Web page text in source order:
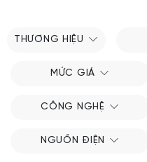
THƯƠNG HIỆU
MỨC GIÁ
CÔNG NGHỆ
NGUỒN ĐIỆN